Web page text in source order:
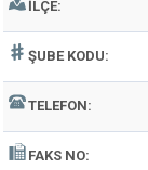
İLÇE:
ŞUBE KODU:
TELEFON:
FAKS NO: